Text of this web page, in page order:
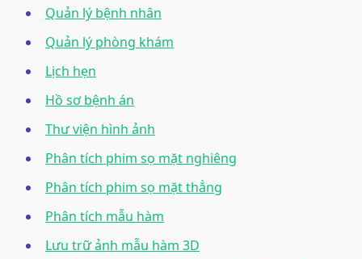
Quản lý bệnh nhân
Quản lý phòng khám
Lịch hẹn
Hồ sơ bệnh án
Thư viện hình ảnh
Phân tích phim sọ mặt nghiêng
Phân tích phim sọ mặt thẳng
Phân tích mẫu hàm
Lưu trữ ảnh mẫu hàm 3D